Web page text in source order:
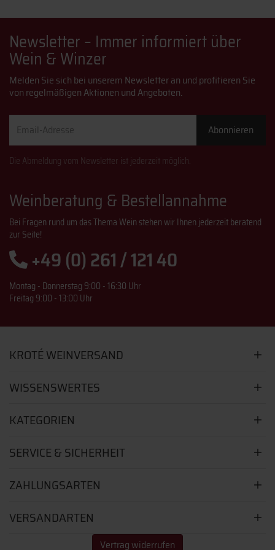
Newsletter – Immer informiert über
Wein & Winzer
Melden Sie sich bei unserem Newsletter an und profitieren Sie
von regelmäßigen Aktionen und Angeboten.
Adresse
Abonnieren
Die Abmeldung vom Newsletter ist jederzeit möglich.
Weinberatung & Bestellannahme
Bei Fragen rund um das Thema Wein stehen wir Ihnen jederzeit beratend
zur Seite!
+49 (0) 261 / 121 40
Montag - Donnerstag 9:00 - 16:30 Uhr
Freitag 9:00 - 13:00 Uhr
KROTÉ WEINVERSAND
WISSENSWERTES
KATEGORIEN
SERVICE & SICHERHEIT
ZAHLUNGSARTEN
VERSANDARTEN
Vertrag widerrufen